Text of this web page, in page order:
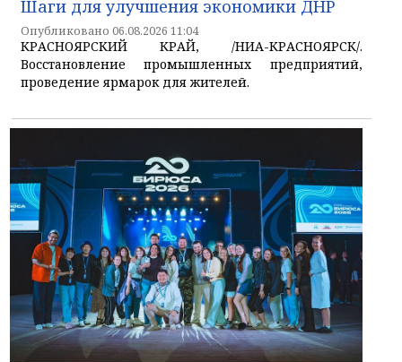
Шаги для улучшения экономики ДНР
Опубликовано 06.08.2026 11:04
КРАСНОЯРСКИЙ КРАЙ, /НИА-КРАСНОЯРСК/.
Восстановление промышленных предприятий,
проведение ярмарок для жителей.